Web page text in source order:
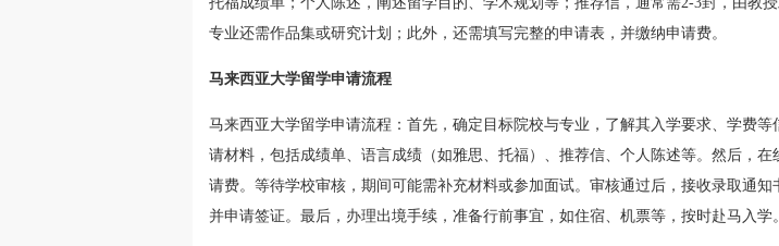
专业还需作品集或研究计划；此外，还需填写完整的申请表，并缴纳申请费。
马来西亚大学留学申请流程
马来西亚大学留学申请流程：首先，确定目标院校与专业，了解其入学要求、学费等
请材料，包括成绩单、语言成绩（如雅思、托福）、推荐信、个人陈述等。然后，在
请费。等待学校审核，期间可能需补充材料或参加面试。审核通过后，接收录取通知
并申请签证。最后，办理出境手续，准备行前事宜，如住宿、机票等，按时赴马入学。